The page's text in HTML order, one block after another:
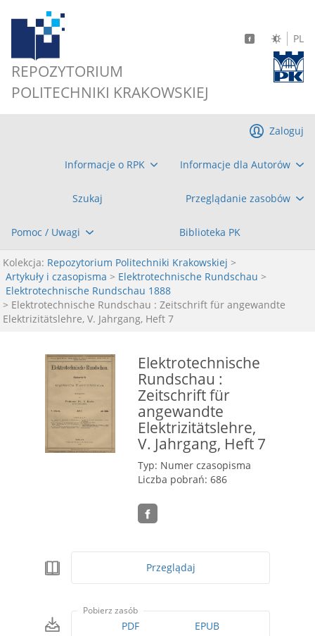
REPOZYTORIUM
POLITECHNIKI KRAKOWSKIEJ
PL
Informacje o RPK Informacje dla Autorów
Szukaj Przeglądanie zasobów
Pomoc / Uwagi Biblioteka PK
Zaloguj
Kolekcja: Repozytorium Politechniki Krakowskiej >
Artykuły i czasopisma > Elektrotechnische Rundschau >
Elektrotechnische Rundschau 1888
> Elektrotechnische Rundschau : Zeitschrift für angewandte
Elektrizitätslehre, V. Jahrgang, Heft 7
Elektrotechnische
Rundschau :
Zeitschrift für
angewandte
Elektrizitätslehre,
V. Jahrgang, Heft 7
Typ: Numer czasopisma
Liczba pobrań: 686
Przeglądaj
Pobierz zasób
PDF EPUB